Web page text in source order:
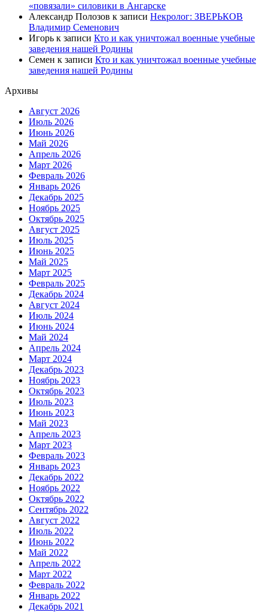
«повязали» силовики в Ангарске
Александр Полозов к записи Некролог: ЗВЕРЬКОВ
Владимир Семенович
Игорь к записи Кто и как уничтожал военные учебные
заведения нашей Родины
Семен к записи Кто и как уничтожал военные учебные
заведения нашей Родины
Архивы
Август 2026
Июль 2026
Июнь 2026
Май 2026
Апрель 2026
Март 2026
Февраль 2026
Январь 2026
Декабрь 2025
Ноябрь 2025
Октябрь 2025
Август 2025
Июль 2025
Июнь 2025
Май 2025
Март 2025
Февраль 2025
Декабрь 2024
Август 2024
Июль 2024
Июнь 2024
Май 2024
Апрель 2024
Март 2024
Декабрь 2023
Ноябрь 2023
Октябрь 2023
Июль 2023
Июнь 2023
Май 2023
Апрель 2023
Март 2023
Февраль 2023
Январь 2023
Декабрь 2022
Ноябрь 2022
Октябрь 2022
Сентябрь 2022
Август 2022
Июль 2022
Июнь 2022
Май 2022
Апрель 2022
Март 2022
Февраль 2022
Январь 2022
Декабрь 2021